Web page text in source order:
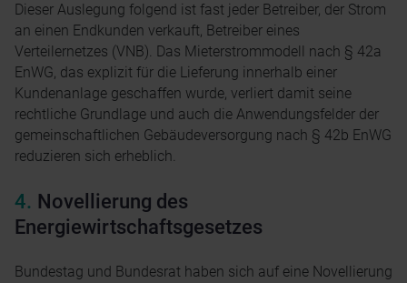
Dieser Auslegung folgend ist fast jeder Betreiber, der Strom
an einen Endkunden verkauft, Betreiber eines
Verteilernetzes (VNB). Das Mieterstrommodell nach § 42a
EnWG, das explizit für die Lieferung innerhalb einer
Kundenanlage geschaffen wurde, verliert damit seine
rechtliche Grundlage und auch die Anwendungsfelder der
gemeinschaftlichen Gebäudeversorgung nach § 42b EnWG
reduzieren sich erheblich.
Novellierung des
Energiewirtschaftsgesetzes
Bundestag und Bundesrat haben sich auf eine Novellierung